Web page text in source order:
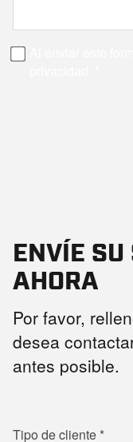
ENVÍE SU
AHORA
Por favor,
desea
antes posible.
Tipo de cliente